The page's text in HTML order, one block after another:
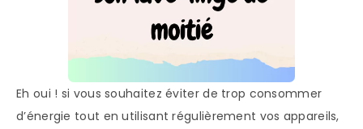
Eh oui ! si vous souhaitez éviter de trop consommer
d’énergie tout en utilisant régulièrement vos appareils,